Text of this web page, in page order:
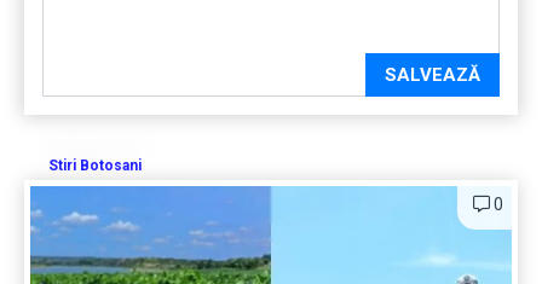
SALVEAZĂ
Stiri Botosani
0